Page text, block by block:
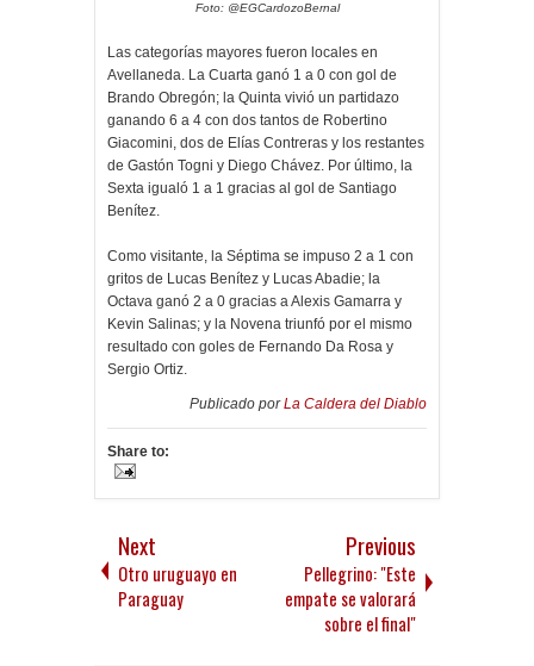
Foto: @EGCardozoBernal
Las categorías mayores fueron locales en
Avellaneda. La Cuarta ganó 1 a 0 con gol de
Brando Obregón; la Quinta vivió un partidazo
ganando 6 a 4 con dos tantos de Robertino
Giacomini, dos de Elías Contreras y los restantes
de Gastón Togni y Diego Chávez. Por último, la
Sexta igualó 1 a 1 gracias al gol de Santiago
Benítez.
Como visitante, la Séptima se impuso 2 a 1 con
gritos de Lucas Benítez y Lucas Abadie; la
Octava ganó 2 a 0 gracias a Alexis Gamarra y
Kevin Salinas; y la Novena triunfó por el mismo
resultado con goles de Fernando Da Rosa y
Sergio Ortiz.
Publicado porLa Caldera del Diablo
Share to:
Next
Otro uruguayo en
Paraguay
Previous
Pellegrino: "Este
empate se valorará
sobre el final"